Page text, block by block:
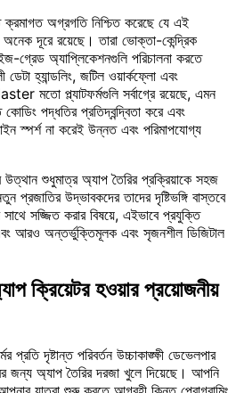
অগ্রগতি নিশ্চিত করেছে যে এই
অনেক দূরে রয়েছে। তারা ভোক্তা-কেন্দ্রিক
গ্রেড অ্যাপ্লিকেশনগুলি পরিচালনা করতে
হ্যান্ডলিং, জটিল ওয়ার্কফ্লো এবং
মতো প্ল্যাটফর্মগুলি সর্বাগ্রে রয়েছে, এমন
কোডিং পদ্ধতির প্রতিদ্বন্দ্বিতা করে এবং
স্পর্শ না করেই উন্নত এবং পরিমাপযোগ্য
শুধুমাত্র অ্যাপ তৈরির প্রক্রিয়াকে সহজ
প্রজাতির উদ্ভাবকদের তাদের দৃষ্টিভঙ্গি বাস্তবে
সজ্জিত করার বিষয়ে, এইভাবে প্রযুক্তি
এবং আরও অন্তর্ভুক্তিমূলক এবং সৃজনশীল ডিজিটাল
ক্রিয়েটর হওয়ার প্রয়োজনীয়
দৃষ্টান্ত পরিবর্তন উচ্চাকাঙ্ক্ষী ডেভেলপার
জন্য অ্যাপ তৈরির দরজা খুলে দিয়েছে। আপনি